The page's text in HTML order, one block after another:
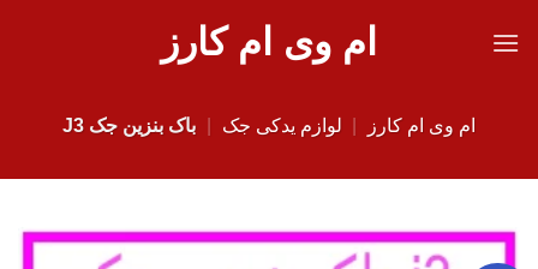
ام وی ام کارز
ام وی ام کارز لوازم یدکی جک باک بنزین جک J3